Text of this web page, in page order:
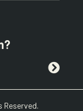
Reserved.